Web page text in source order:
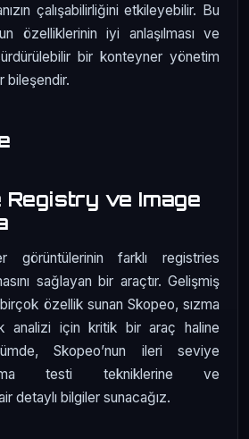
çalışabilirliğini etkileyebilir. Bu
özelliklerinin iyi anlaşılması ve
bir konteyner yönetim
bileşendir.
Registry ve Image
görüntülerinin farklı registries
sağlayan bir araçtır. Gelişmiş
birçok özellik sunan Skopeo, sızma
analizi için kritik bir araç haline
Skopeo’nun ileri seviye
testi tekniklerine ve
detaylı bilgiler sunacağız.